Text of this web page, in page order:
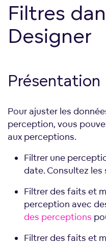
Filtres
Designer
Présentation
Pour ajuster les
perception, vous
aux perceptions.
Filtrer une
date. Consultez
Filtrer des faits et
perception avec
des perceptions
Filtrer des faits et